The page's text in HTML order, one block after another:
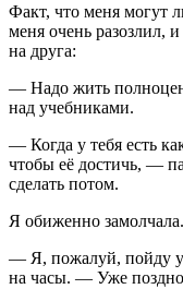
Факт, что меня могут
меня очень разозлил,
на друга:
— Надо жить
над учебниками.
— Когда у тебя есть
чтобы её достичь, —
сделать потом.
Я обиженно замолчала.
— Я, пожалуй, пойду
на часы. — Уже